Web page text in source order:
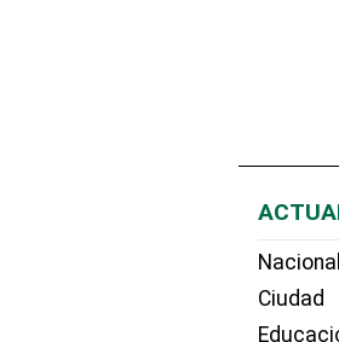
Nacional
Ciudad